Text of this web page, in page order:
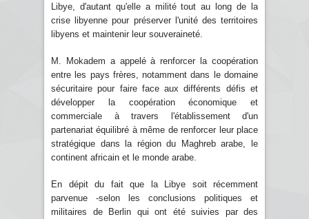
Libye, d'autant qu'elle a milité tout au long de la
crise libyenne pour préserver l'unité des territoires
libyens et maintenir leur souveraineté.
M. Mokadem a appelé à renforcer la coopération
entre les pays frères, notamment dans le domaine
sécuritaire pour faire face aux différents défis et
développer la coopération économique et
commerciale à travers l'établissement d'un
partenariat équilibré à même de renforcer leur place
stratégique dans la région du Maghreb arabe, le
continent africain et le monde arabe.
En dépit du fait que la Libye soit récemment
parvenue -selon les conclusions politiques et
militaires de Berlin qui ont été suivies par des